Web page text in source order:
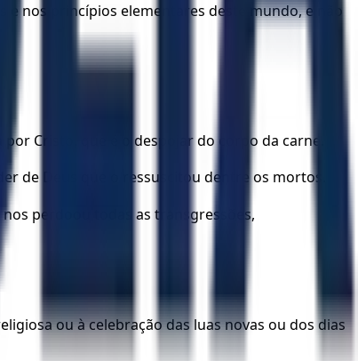
e nos princípios elementares deste mundo, e não
Cristo, que é o despojar do corpo da carne.
de Deus que o ressuscitou dentre os mortos.
perdoou todas as transgressões,
ou à celebração das luas novas ou dos dias